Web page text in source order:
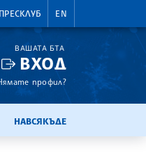
ПРЕСКЛУБ EN
ВАШАТА БТА
ВХОД
профил?
НАВСЯКЪДЕ